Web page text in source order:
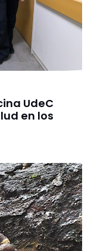
UdeC
en los